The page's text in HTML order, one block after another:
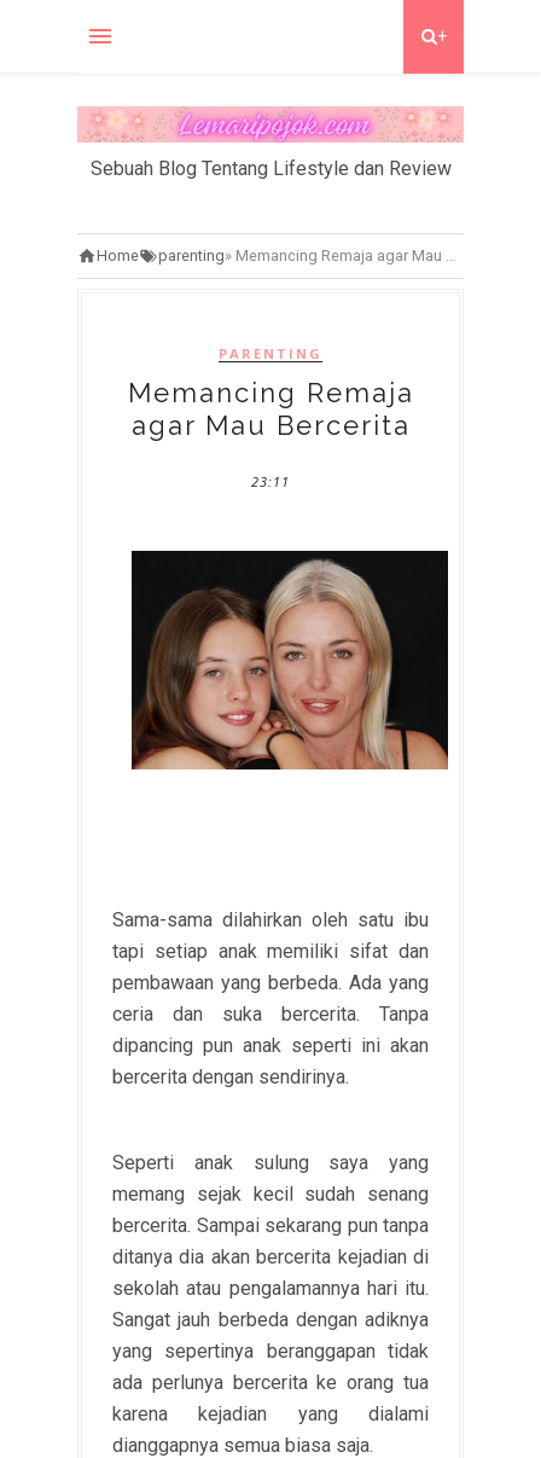
+
Sebuah Blog Tentang Lifestyle dan Review
Home parenting» Memancing Remaja agar Mau Bercerita
PARENTING
Memancing Remaja
agar Mau Bercerita
23:11
Sama-sama dilahirkan oleh satu ibu
tapi setiap anak memiliki sifat dan
pembawaan yang berbeda. Ada yang
ceria dan suka bercerita. Tanpa
dipancing pun anak seperti ini akan
bercerita dengan sendirinya.
Seperti anak sulung saya yang
memang sejak kecil sudah senang
bercerita. Sampai sekarang pun tanpa
ditanya dia akan bercerita kejadian di
sekolah atau pengalamannya hari itu.
Sangat jauh berbeda dengan adiknya
yang sepertinya beranggapan tidak
ada perlunya bercerita ke orang tua
karena kejadian yang dialami
dianggapnya semua biasa saja.